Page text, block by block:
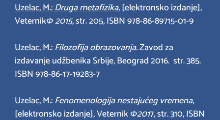
Uzelac, M.:Druga metafizika,[elektronsko izdanje],
VeternikФ2015, str. 205, ISBN 978-86-89715-01-9
Uzelac, M.:Filozofija obrazovanja.Zavod za
izdavanje udžbenika Srbije, Beograd 2016. str. 385.
ISBN 978-86-17-19283-7
Uzelac, M.:Fenomenologija nestajućeg vremena,
[elektronsko izdanje], VeternikФ2017, str. 310, ISBN